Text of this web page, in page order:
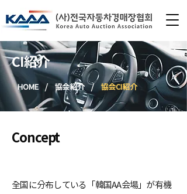
CI紹介
HOME / 協会紹介 / 協会CI紹介
Concept
全国に分布している「韓国AA会場」が有機